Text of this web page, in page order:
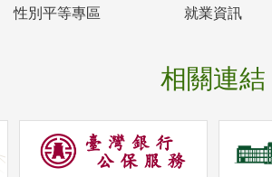
性別平等專區 就業資訊
相關連結